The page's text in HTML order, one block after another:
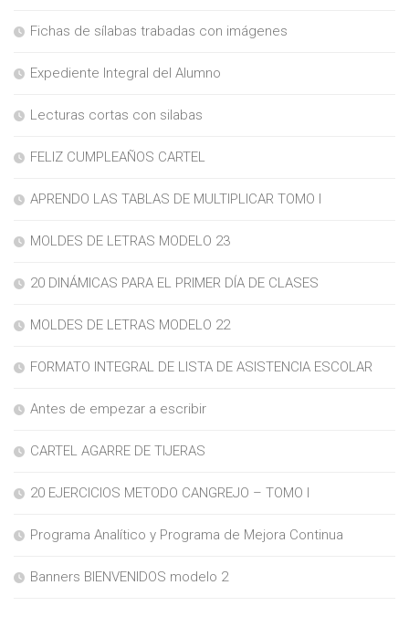
Fichas de sílabas trabadas con imágenes
Expediente Integral del Alumno
Lecturas cortas con silabas
FELIZ CUMPLEAÑOS CARTEL
APRENDO LAS TABLAS DE MULTIPLICAR TOMO I
MOLDES DE LETRAS MODELO 23
20 DINÁMICAS PARA EL PRIMER DÍA DE CLASES
MOLDES DE LETRAS MODELO 22
FORMATO INTEGRAL DE LISTA DE ASISTENCIA ESCOLAR
Antes de empezar a escribir
CARTEL AGARRE DE TIJERAS
20 EJERCICIOS METODO CANGREJO – TOMO I
Programa Analítico y Programa de Mejora Continua
Banners BIENVENIDOS modelo 2